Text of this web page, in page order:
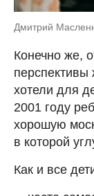
Дмитрий
Конечно же,
перспективы
хотели для
2001 году
хорошую
в которой
Как и все